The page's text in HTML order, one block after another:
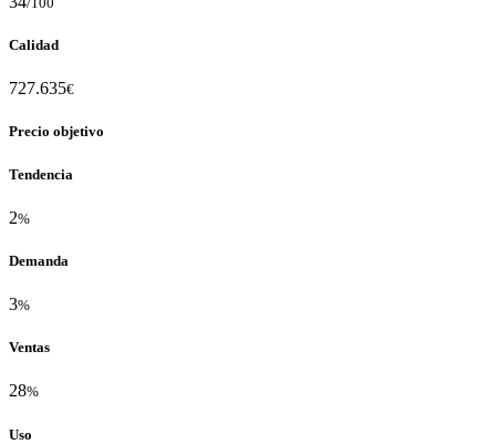
Calidad
727.635€
Precio objetivo
Tendencia
2%
Demanda
3%
Ventas
28%
Uso